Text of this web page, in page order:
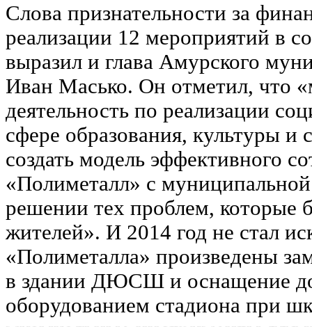
Слова признательности за
реализации 12 мероприятий в
выразил и глава Амурского
Иван Масько. Он отметил, что
деятельность по реализации
сфере образования, культуры и
создать модель эффективного
«Полиметалл» с
решении тех проблем, которые
жителей». И 2014 год не стал
«Полиметалла» произведены
в здании ДЮСШ и оснащение
оборудованием стадиона при